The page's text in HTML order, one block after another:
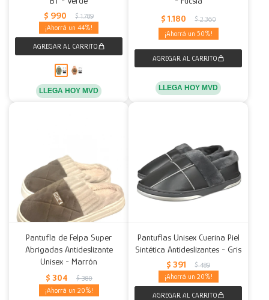
$ 990 $ 1.789
44
LLEGA HOY MVD
$ 1.180 $ 2.360
50
LLEGA HOY MVD
Pantufla de Felpa Super
Abrigadas Antideslizante
Unisex - Marrón
$ 304 $ 380
20
Pantuflas Unisex Cuerina Piel
Sintética Antideslizantes - Gris
$ 391 $ 489
20